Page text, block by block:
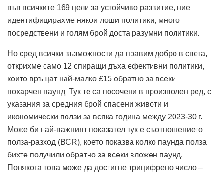
във всичките 169 цели за устойчиво развитие, ние
идентифицирахме някои лоши политики, много
посредствени и голям брой доста разумни политики.
Но сред всички възможности да правим добро в света,
открихме само 12 спиращи дъха ефективни политики,
които връщат най-малко £15 обратно за всеки
похарчен паунд. Тук те са посочени в произволен ред, с
указания за средния брой спасени животи и
икономически ползи за всяка година между 2023-30 г.
Може би най-важният показател тук е съотношението
полза-разход (BCR), което показва колко паунда полза
бихте получили обратно за всеки вложен паунд.
Понякога това може да достигне трицифрено число –